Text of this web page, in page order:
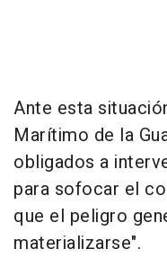
Ante esta
Marítimo de la
obligados a
para sofocar el
que el peligro
materializarse".